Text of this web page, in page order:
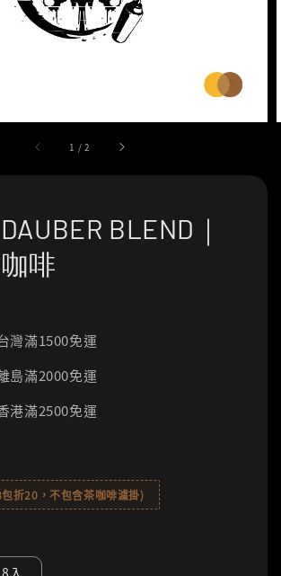
1 /2
BLEND｜
啡
灣滿1500免運
島滿2000免運
港滿2500免運
折20，不包含茶咖啡濾掛)
8入